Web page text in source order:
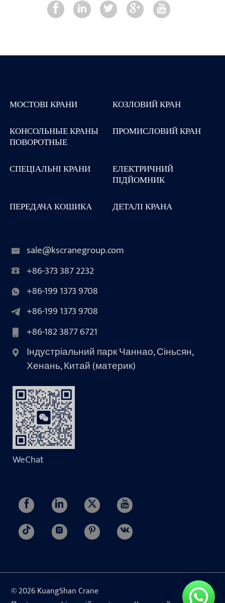
МОСТОВІ КРАНИ
КОЗЛОВИЙ КРАН
КОНСОЛЬНЫЕ КРАНЫ
ПОВОРОТНЫЕ
ПРОМИСЛОВИЙ КРАН
СПЕЦІАЛЬНІ КРАНИ ЕЛЕКТРИЧНИЙ
ПІДЙОМНИК
ПЕРЕДАЧА КОШИКА
ДЕТАЛІ КРАНА
sale@kscranegroup.com
+86-373 387 2232
+86-199 1373 9708
+86-199 1373 9708
+86-182 3877 6721
Індустріальний парк Чаннао, Сіньсян,
Хенань, Китай (материк)
WeChat
© 2026 KuangShan Crane